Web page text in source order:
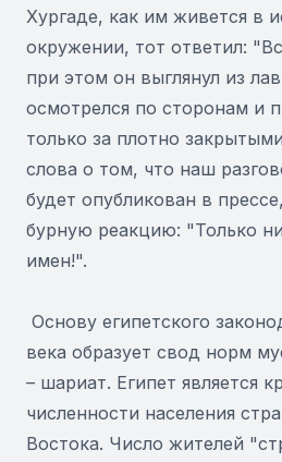
Хургаде, как им живется в
окружении, тот ответил:
при этом он выглянул из
осмотрелся по сторонам и
только за плотно
слова о том, что наш
будет опубликован в
бурную реакцию: "Только
имен!".
Основу египетского
века образует свод норм
– шариат. Египет является
численности населения
Востока. Число жителей